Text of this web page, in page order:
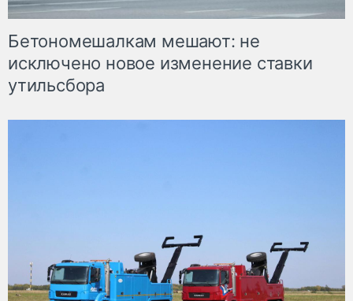
Бетономешалкам мешают: не
исключено новое изменение ставки
утильсбора